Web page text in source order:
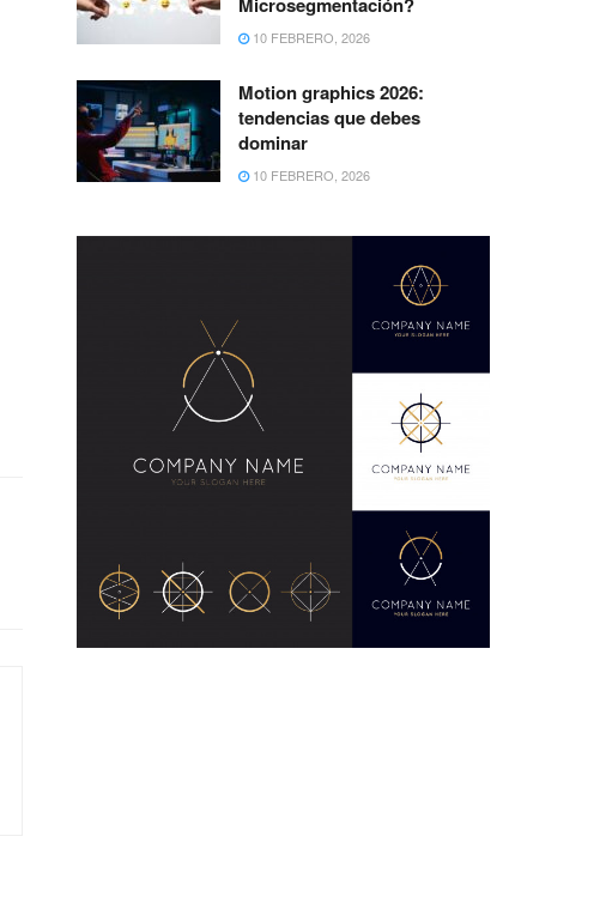
10 FEBRERO, 2026
Motion graphics 2026:
tendencias que debes
dominar
10 FEBRERO, 2026